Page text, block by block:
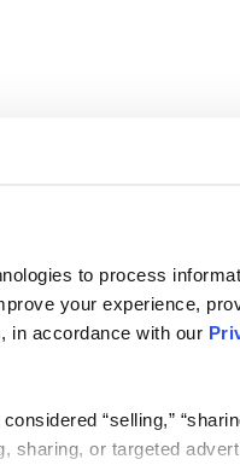
to process
your experience,
in accordance with our
“selling,”
sharing, or targeted